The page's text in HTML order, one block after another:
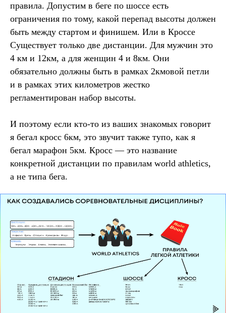
правила. Допустим в беге по шоссе есть
ограничения по тому, какой перепад высоты должен
быть между стартом и финишем. Или в Кроссе
Существует только две дистанции. Для мужчин это
4 км и 12км, а для женщин 4 и 8км. Они
обязательно должны быть в рамках 2кмовой петли
и в рамках этих километров жестко
регламентирован набор высоты.
И поэтому если кто-то из ваших знакомых говорит
я бегал кросс 6км, это звучит также тупо, как я
бегал марафон 5км. Кросс — это название
конкретной дистанции по правилам world athletics,
а не типа бега.